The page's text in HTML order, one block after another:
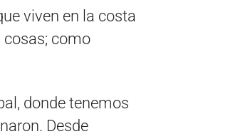
viven en la costa
cosas; como
donde tenemos
Desde